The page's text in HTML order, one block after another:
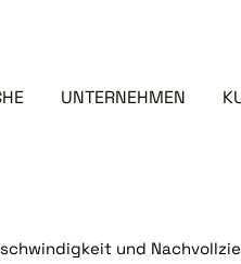
UNTERNEHMEN
und